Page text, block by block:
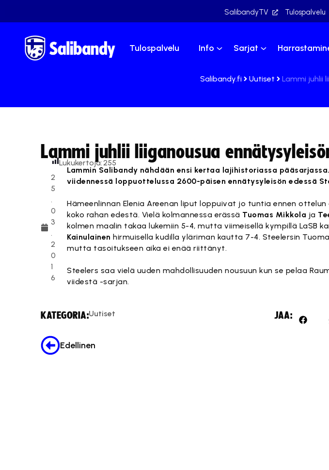
SalibandyTV Tulospalvelu
Tulospalvelu Info Sarjat
Salibandy.fi Uutiset Lammi juhlii
Lammi juhlii liiganousua
2
5
.
0
3
.
2
0
1
6
Lukukertoja:255
Lammin Salibandy nähdään ensi kertaa lajihistoriassa
viidennessä loppuottelussa 2600-päisen ennätysyleisön edessä
Hämeenlinnan Elenia Areenan liput loppuivat jo tuntia ennen
koko rahan edestä. Vielä kolmannessa erässä Tuomas Mikkola ja
kolmen maalin takaa lukemiin 5-4, mutta viimeisellä kympillä LaSB
Kainulainen hirmuisella kudilla yläriman kautta 7-4. Steelersin
mutta tasoitukseen aika ei enää riittänyt.
Steelers saa vielä uuden mahdollisuuden nousuun kun se pelaa
viidestä -sarjan.
KATEGORIA:Uutiset JAA:
Edellinen